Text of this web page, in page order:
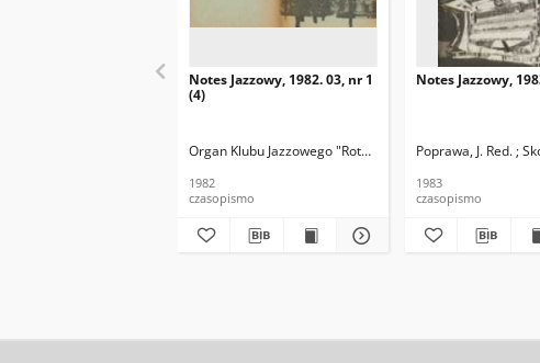
Notes Jazzowy, 1982. 03, nr 1
(4)
Organ Klubu Jazzowego "Rotunda" Skoczek, T. Red.
1982
czasopismo
Notes Jazzowy,
Poprawa, J. Red. ;
1983
czasopismo